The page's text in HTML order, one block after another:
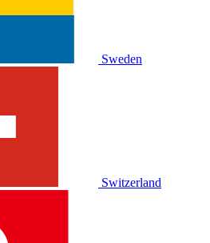
Sweden
Switzerland